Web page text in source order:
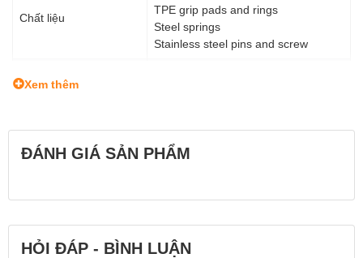
Chất liệu
TPE grip pads and rings
Steel springs
Stainless steel pins and screw
Tương thích
Kích thước
3.62 x 1.07 x 0.29" (91.95 x 27.18 x
Trọng lượng 0.70 oz (19.84 g)
Xem thêm
ĐÁNH GIÁ SẢN PHẨM
HỎI ĐÁP - BÌNH LUẬN